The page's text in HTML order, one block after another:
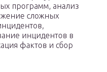
программ, анализ
сложных
инцидентов в
фактов и сбор